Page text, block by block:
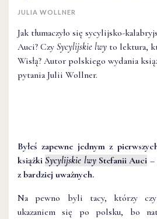
JULIA WOLLNER
Jak tłumaczyło się sycylijsko-
Auci? Czy Sycylijskie lwy to lektura,
Wisłą? Autor polskiego wydania
pytania Julii Wollner.
Byłeś zapewne jednym z
książkiSycylijskie lwyStefanii Auci –
z bardziej uważnych.
Na pewno byli tacy, którzy
ukazaniem się po polsku, bo